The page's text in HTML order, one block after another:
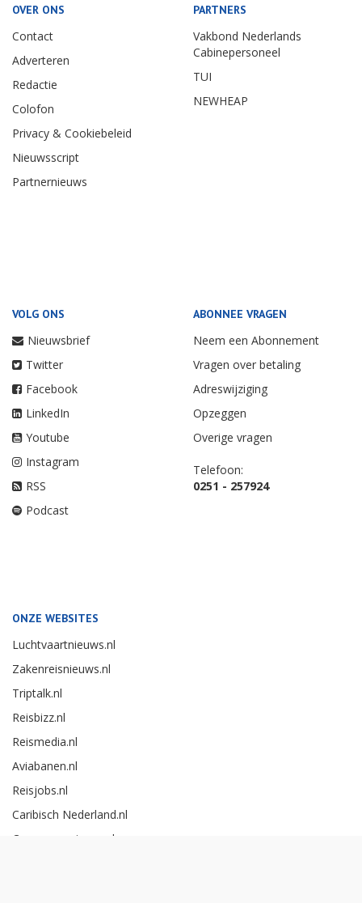
OVER ONS
Contact
Adverteren
Redactie
Colofon
Privacy & Cookiebeleid
Nieuwsscript
Partnernieuws
PARTNERS
Vakbond Nederlands
Cabinepersoneel
TUI
NEWHEAP
VOLG ONS
Nieuwsbrief
Twitter
Facebook
LinkedIn
Youtube
Instagram
RSS
Podcast
ABONNEE VRAGEN
Neem een Abonnement
Vragen over betaling
Adreswijziging
Opzeggen
Overige vragen
Telefoon:
0251 - 257924
ONZE WEBSITES
Luchtvaartnieuws.nl
Zakenreisnieuws.nl
Triptalk.nl
Reisbizz.nl
Reismedia.nl
Aviabanen.nl
Reisjobs.nl
Caribisch Nederland.nl
Careerexperience.nl